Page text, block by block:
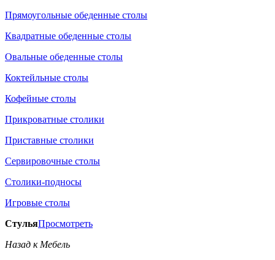
Прямоугольные обеденные столы
Квадратные обеденные столы
Овальные обеденные столы
Коктейльные столы
Кофейные столы
Прикроватные столики
Приставные столики
Сервировочные столы
Столики-подносы
Игровые столы
СтульяПросмотреть
Назад к Мебель